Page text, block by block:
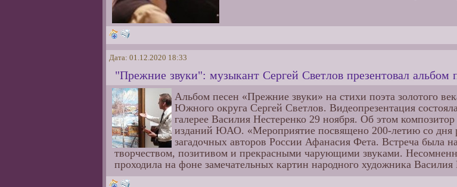
Дата: 01.12.2020 18:33
"Прежние звуки": музыкант Сергей Светлов презентовал альбом
Альбом песен «Прежние звуки» на стихи поэта золотого
Южного округа Сергей Светлов. Видеопрезентация
галерее Василия Нестеренко 29 ноября. Об этом
изданий ЮАО. «Мероприятие посвящено 200-летию со дня
загадочных авторов России Афанасия Фета. Встреча была
творчеством, позитивом и прекрасными чарующими звуками.
проходила на фоне замечательных картин народного художника